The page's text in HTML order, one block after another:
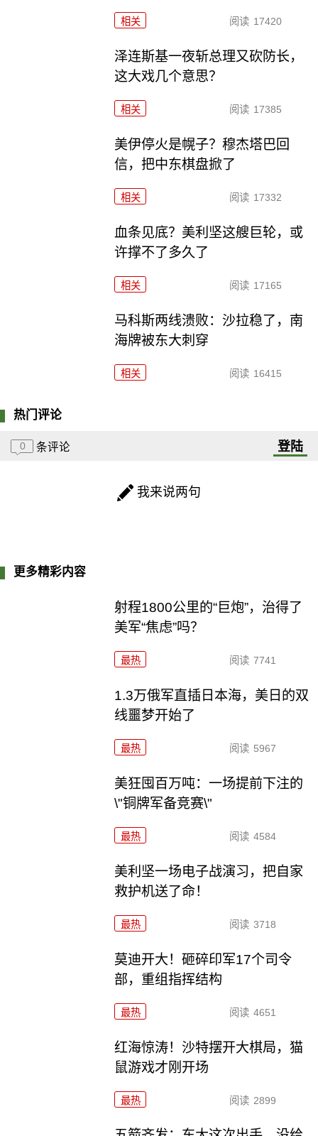
相关 阅读 17420
泽连斯基一夜斩总理又砍防长，
这大戏几个意思？
相关 阅读 17385
美伊停火是幌子？穆杰塔巴回
信，把中东棋盘掀了
相关 阅读 17332
血条见底？美利坚这艘巨轮，或
许撑不了多久了
相关 阅读 17165
马科斯两线溃败：沙拉稳了，南
海牌被东大刺穿
相关 阅读 16415
热门评论
0 条评论 登陆
我来说两句
更多精彩内容
射程1800公里的“巨炮”，治得了
美军“焦虑”吗？
最热 阅读 7741
1.3万俄军直插日本海，美日的双
线噩梦开始了
最热 阅读 5967
美狂囤百万吨：一场提前下注的
\"铜牌军备竞赛\"
最热 阅读 4584
美利坚一场电子战演习，把自家
救护机送了命！
最热 阅读 3718
莫迪开大！砸碎印军17个司令
部，重组指挥结构
最热 阅读 4651
红海惊涛！沙特摆开大棋局，猫
鼠游戏才刚开场
最热 阅读 2899